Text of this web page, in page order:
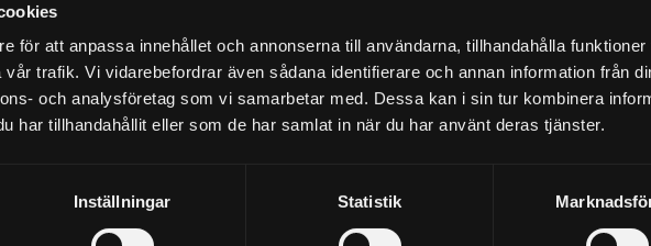
för att anpassa innehållet och annonserna till användarna, tillhandahålla funktioner
trafik. Vi vidarebefordrar även sådana identifierare och annan information från
och analysföretag som vi samarbetar med. Dessa kan i sin tur kombinera
har tillhandahållit eller som de har samlat in när du har använt deras tjänster.
Inställningar Statistik
ett omdöme.